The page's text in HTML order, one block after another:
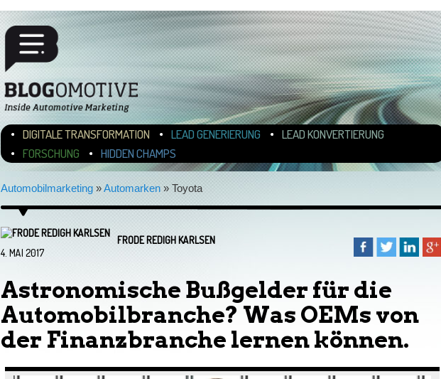
Hauptmenü
ZUM INHALT WECHSELN
ZUM SEKUNDÄREN INHALT WECHSELN
DIGITALE TRANSFORMATION LEAD GENERIERUNG
LEAD KONVERTIERUNG
FORSCHUNG
HIDDEN CHAMPS
Automobilmarketing»Automarken» Toyota
FRODE REDIGH KARLSEN
4. MAI 2017
Astronomische Bußgelder für die
Automobilbranche? Was OEMs von
der Finanzbranche lernen können.